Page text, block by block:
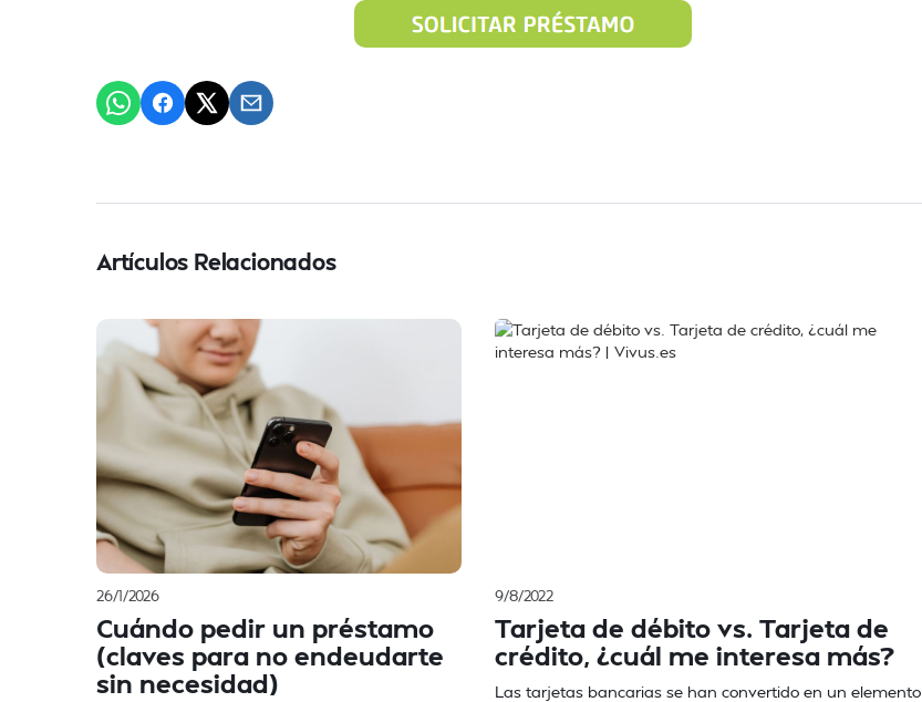
Artículos Relacionados
26/1/2026
Cuándo pedir un préstamo
(claves para no endeudarte
sin necesidad)
9/8/2022
Tarjeta de débito vs. Tarjeta de
crédito, ¿cuál me interesa más?
Las tarjetas bancarias se han convertido en un elemento